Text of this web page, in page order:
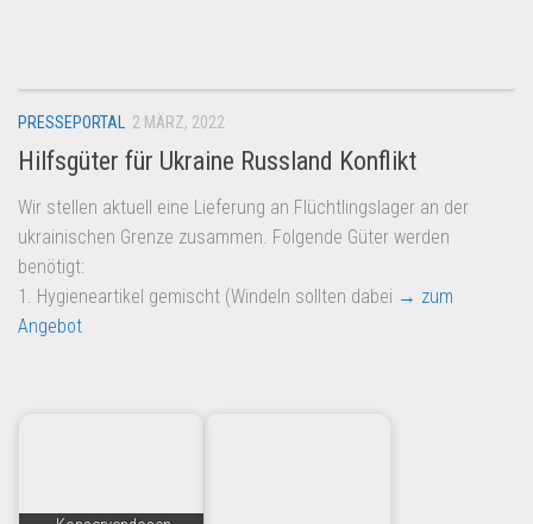
Amazon
Aldi
Lidl
Kostenlos verkaufen
Anmelden
PRESSEPORTAL 2 MÄRZ, 2022
Hilfsgüter für Ukraine Russland Konflikt
Wir stellen aktuell eine Lieferung an Flüchtlingslager an der
ukrainischen Grenze zusammen. Folgende Güter werden
benötigt:
1. Hygieneartikel gemischt (Windeln sollten dabei → zum
Angebot